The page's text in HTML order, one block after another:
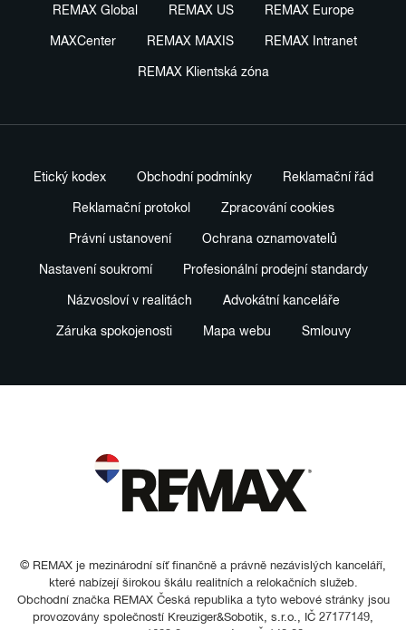
REMAX Global REMAX US REMAX Europe
MAXCenter REMAX MAXIS REMAX Intranet
REMAX Klientská zóna
Etický kodex Obchodní podmínky Reklamační řád
Reklamační protokol Zpracování cookies
Právní ustanovení Ochrana oznamovatelů
Nastavení soukromí Profesionální prodejní standardy
Názvosloví v realitách Advokátní kanceláře
Záruka spokojenosti Mapa webu Smlouvy
© REMAX je mezinárodní síť finančně a právně nezávislých kanceláří,
které nabízejí širokou škálu realitních a relokačních služeb.
Obchodní značka REMAX Česká republika a tyto webové stránky jsou
provozovány společností Kreuziger&Sobotik, s.r.o., IČ 27177149,